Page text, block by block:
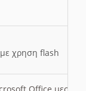
με χρηση flash